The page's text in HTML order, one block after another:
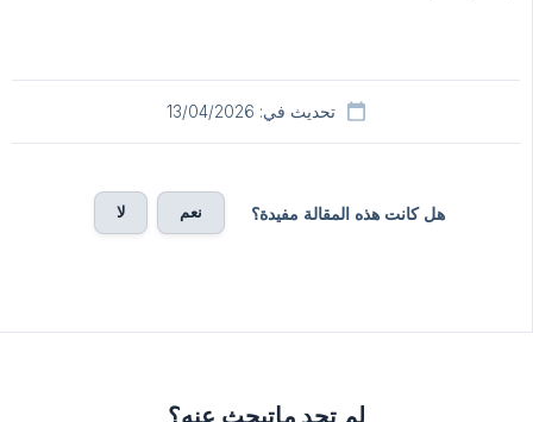
تحديث في: 13/04/2026
هل كانت هذه المقالة مفيدة؟ نعم لا
لم تجد ماتبحث عنه؟